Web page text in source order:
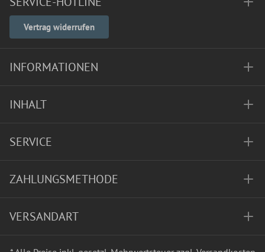
Vertrag widerrufen
INFORMATIONEN
INHALT
SERVICE
ZAHLUNGSMETHODE
VERSANDART